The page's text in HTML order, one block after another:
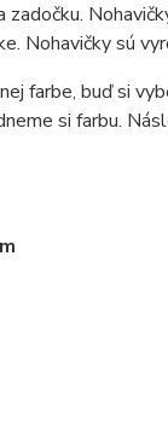
Nohavičky sú
farbe, buď si
si farbu.